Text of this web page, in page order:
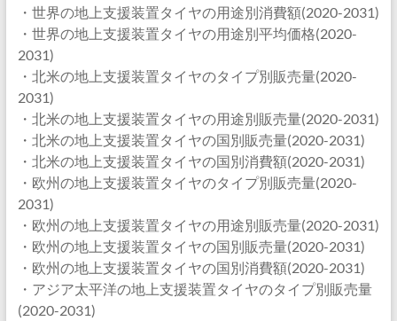
・世界の地上支援装置タイヤの用途別消費額(2020-2031)
・世界の地上支援装置タイヤの用途別平均価格(2020-
2031)
・北米の地上支援装置タイヤのタイプ別販売量(2020-
2031)
・北米の地上支援装置タイヤの用途別販売量(2020-2031)
・北米の地上支援装置タイヤの国別販売量(2020-2031)
・北米の地上支援装置タイヤの国別消費額(2020-2031)
・欧州の地上支援装置タイヤのタイプ別販売量(2020-
2031)
・欧州の地上支援装置タイヤの用途別販売量(2020-2031)
・欧州の地上支援装置タイヤの国別販売量(2020-2031)
・欧州の地上支援装置タイヤの国別消費額(2020-2031)
・アジア太平洋の地上支援装置タイヤのタイプ別販売量
(2020-2031)